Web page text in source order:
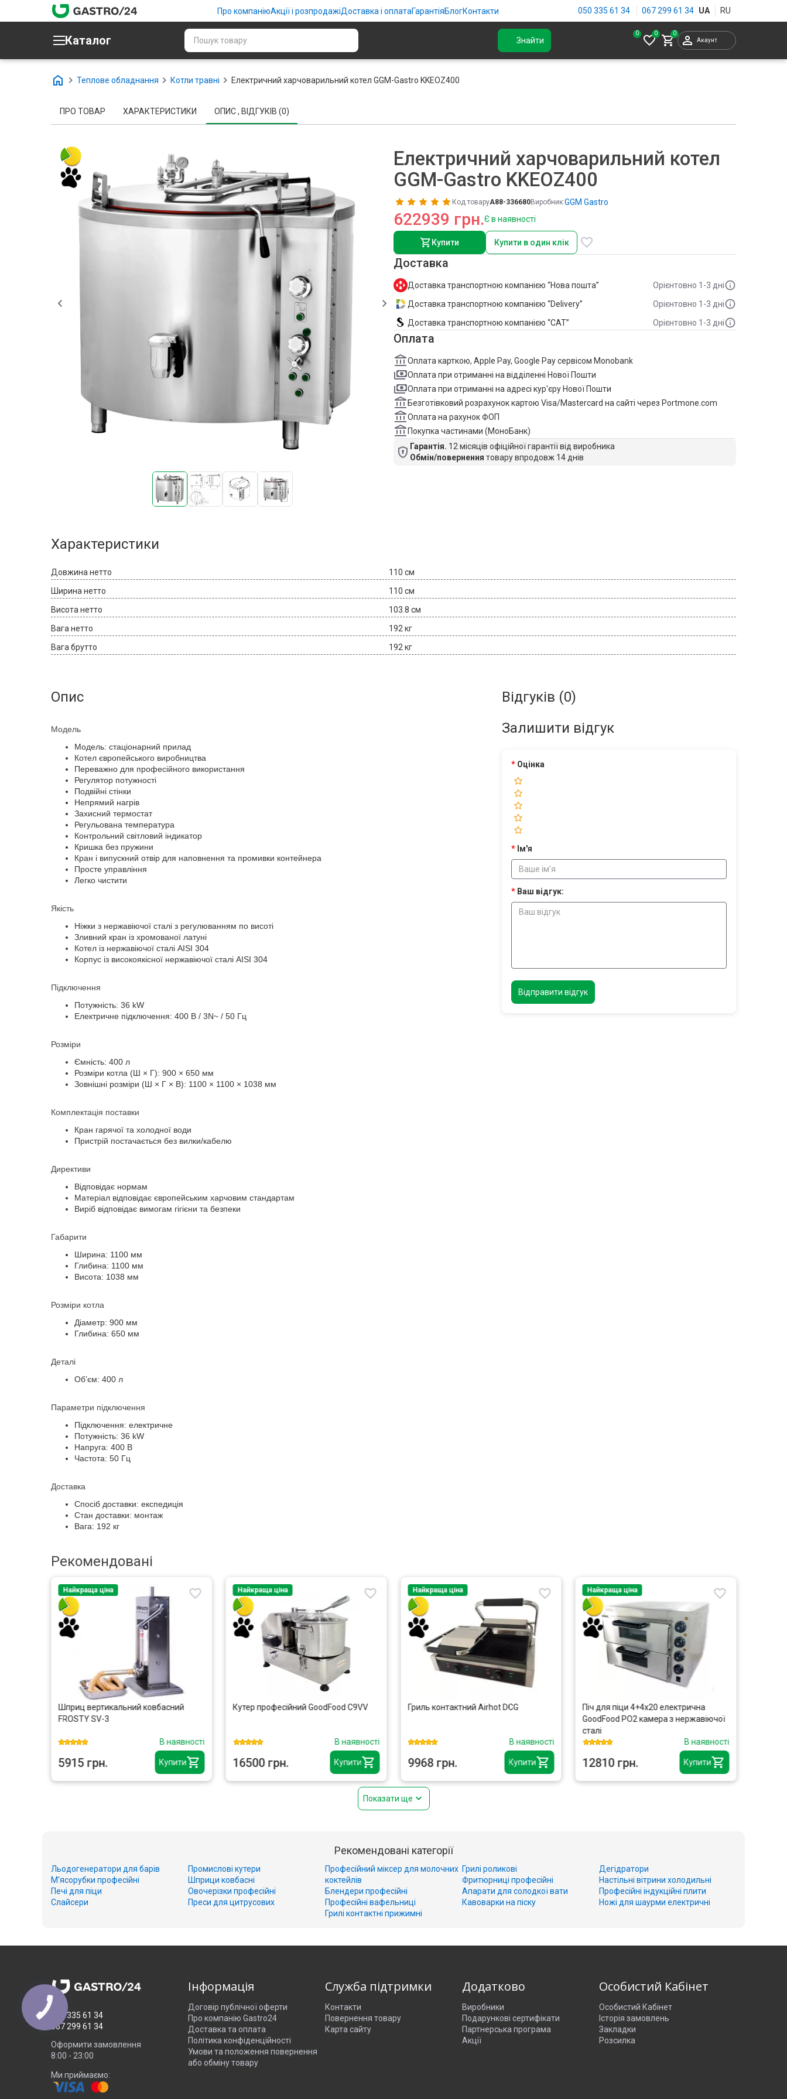
Про компаніюАкції і розпродажіДоставка і оплатаГарантіяБлогКонтакти 050 335 61 34 067 299 61 34
Каталог Знайти
0
Акаунт
Теплове обладнання Котли травні Електричний харчоварильний котел GGM-Gastro KKEOZ400
ПРО ТОВАР ХАРАКТЕРИСТИКИ ОПИС , ВІДГУКІВ (0)
Електричний харчоварильний котел
GGM-Gastro KKEOZ400
Код товаруA88-336680Виробник:GGM Gastro
622939 грн.Є в наявності
Купити Купити в один клік
Доставка
Доставка транспортною компанією “Нова пошта”
Орієнтовно 1-3 дні
Доставка транспортною компанією “Delivery”
Орієнтовно 1-3 дні
Доставка транспортною компанією “САТ”
Орієнтовно 1-3 дні
Оплата
Оплата карткою, Apple Pay, Google Pay сервісом Monobank
Оплата при отриманні на відділенні Нової Пошти
Оплата при отриманні на адресі кур'єру Нової Пошти
Безготівковий розрахунок картою Visa/Mastercard на сайті через Portmone.com
Оплата на рахунок ФОП
Покупка частинами (МоноБанк)
Гарантія. 12 місяців офіційної гарантії від виробника
Обмін/повернення товару впродовж 14 днів
Характеристики
Довжина нетто
110 см
Ширина нетто
110 см
Висота нетто
103.8 см
Вага нетто
192 кг
Вага брутто
192 кг
Опис
Модель
Модель: стаціонарний прилад
Котел європейського виробництва
Переважно для професійного використання
Регулятор потужності
Подвійні стінки
Непрямий нагрів
Захисний термостат
Регульована температура
Контрольний світловий індикатор
Кришка без пружини
Кран і випускний отвір для наповнення та промивки контейнера
Просте управління
Легко чистити
Якість
Ніжки з нержавіючої сталі з регулюванням по висоті
Зливний кран із хромованої латуні
Котел із нержавіючої сталі AISI 304
Корпус із високоякісної нержавіючої сталі AISI 304
Підключення
Потужність: 36 kW
Електричне підключення: 400 В / 3N~ / 50 Гц
Розміри
Ємність: 400 л
Розміри котла (Ш × Г): 900 × 650 мм
Зовнішні розміри (Ш × Г × В): 1100 × 1100 × 1038 мм
Комплектація поставки
Кран гарячої та холодної води
Пристрій постачається без вилки/кабелю
Директиви
Відповідає нормам
Матеріал відповідає європейським харчовим стандартам
Виріб відповідає вимогам гігієни та безпеки
Габарити
Ширина: 1100 мм
Глибина: 1100 мм
Висота: 1038 мм
Розміри котла
Діаметр: 900 мм
Глибина: 650 мм
Деталі
Об’єм: 400 л
Параметри підключення
Підключення: електричне
Потужність: 36 kW
Напруга: 400 В
Частота: 50 Гц
Доставка
Спосіб доставки: експедиція
Стан доставки: монтаж
Вага: 192 кг
Відгуків (0)
Залишити відгук
Оцінка
Ім'я
Ваш відгук:
Відправити відгук
Рекомендовані
Купити
Найкраща ціна
Шприц вертикальний ковбасний
FROSTY SV-3
В наявності
5915 грн. Купити
Найкраща ціна
Кутер професійний GoodFood C9VV
В наявності
16500 грн. Купити
Найкраща ціна
Гриль контактний Airhot DCG
В наявності
9968 грн. Купити
Найкраща ціна
Піч для піци 4+4х20 електрична
GoodFood PO2 камера з нержавіючої
сталі
В наявності
12810 грн.
Показати ще
Рекомендовані категорії
Льодогенератори для барів
М'ясорубки професійні
Печі для піци
Слайсери
Промислові кутери
Шприци ковбасні
Овочерізки професійні
Преси для цитрусових
Професійний міксер для молочних
коктейлів
Блендери професійні
Професійні вафельниці
Грилі контактні прижимні
Грилі роликові
Фритюрниці професійні
Апарати для солодкої вати
Кавоварки на піску
Дегідратори
Настільні вітрини холодильні
Професійні індукційні плити
Ножі для шаурми електричні
050 335 61 34
067 299 61 34
Оформити замовлення
8:00 - 23:00
Ми приймаємо:
Інформація
Договір публічної оферти
Про компанію Gastro24
Доставка та оплата
Політика конфіденційності
Умови та положення повернення
або обміну товару
Служба підтримки
Контакти
Повернення товару
Карта сайту
Додатково
Виробники
Подарункові сертифікати
Партнерська програма
Акції
Особистий Кабінет
Особистий Кабінет
Історія замовлень
Закладки
Розсилка